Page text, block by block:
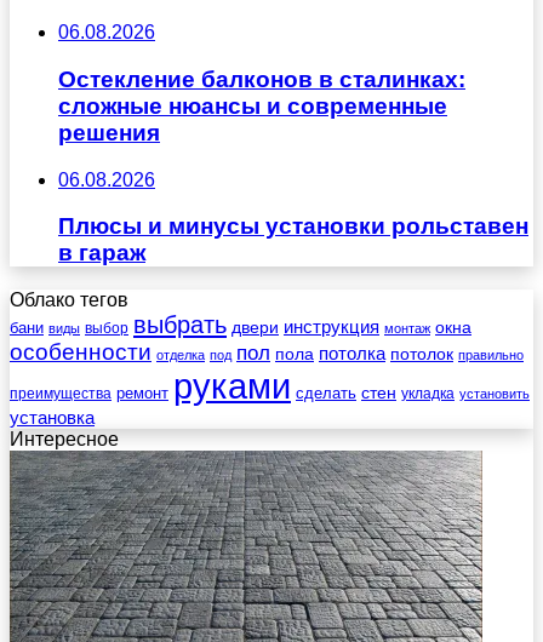
06.08.2026
Остекление балконов в сталинках:
сложные нюансы и современные
решения
06.08.2026
Плюсы и минусы установки рольставен
в гараж
Облако тегов
бани виды выбор выбрать двери инструкция монтаж окна
особенности отделка под пол пола потолка потолок правильно
преимущества ремонт руками сделать стен укладка установить
установка
Интересное